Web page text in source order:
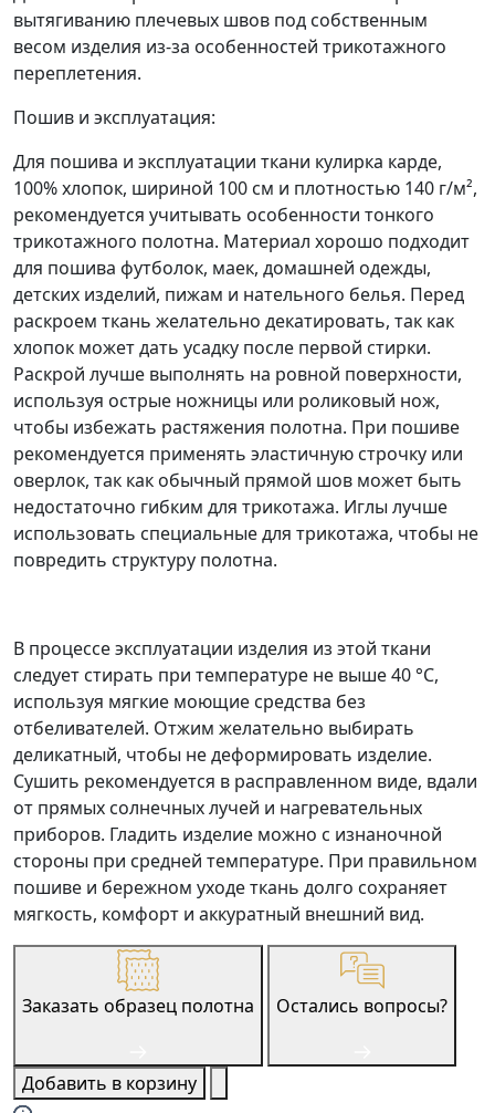
вытягиванию плечевых швов под собственным
весом изделия из-за особенностей трикотажного
переплетения.
Пошив и эксплуатация:
Для пошива и эксплуатации ткани кулирка карде,
100% хлопок, шириной 100 см и плотностью 140 г/м²,
рекомендуется учитывать особенности тонкого
трикотажного полотна. Материал хорошо подходит
для пошива футболок, маек, домашней одежды,
детских изделий, пижам и нательного белья. Перед
раскроем ткань желательно декатировать, так как
хлопок может дать усадку после первой стирки.
Раскрой лучше выполнять на ровной поверхности,
используя острые ножницы или роликовый нож,
чтобы избежать растяжения полотна. При пошиве
рекомендуется применять эластичную строчку или
оверлок, так как обычный прямой шов может быть
недостаточно гибким для трикотажа. Иглы лучше
использовать специальные для трикотажа, чтобы не
повредить структуру полотна.
В процессе эксплуатации изделия из этой ткани
следует стирать при температуре не выше 40 °C,
используя мягкие моющие средства без
отбеливателей. Отжим желательно выбирать
деликатный, чтобы не деформировать изделие.
Сушить рекомендуется в расправленном виде, вдали
от прямых солнечных лучей и нагревательных
приборов. Гладить изделие можно с изнаночной
стороны при средней температуре. При правильном
пошиве и бережном уходе ткань долго сохраняет
мягкость, комфорт и аккуратный внешний вид.
Заказать образец полотна Остались вопросы?
Добавить в корзину